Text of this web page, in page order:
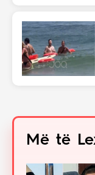
Më të